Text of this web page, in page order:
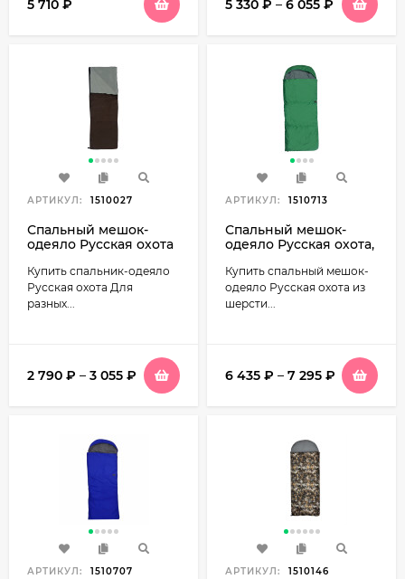
5 710 ₽ 5 330 ₽ – 6 055 ₽
АРТИКУЛ: 1510027
Спальный мешок-
одеяло Русская охота
Купить спальник-одеяло
Русская охота Для
разных...
2 790 ₽ – 3 055 ₽
АРТИКУЛ: 1510713
Спальный мешок-
одеяло Русская охота,
подголовником, флис
Купить спальный мешок-
одеяло Русская охота из
шерсти...
6 435 ₽ – 7 295 ₽
АРТИКУЛ: 1510707 АРТИКУЛ: 1510146